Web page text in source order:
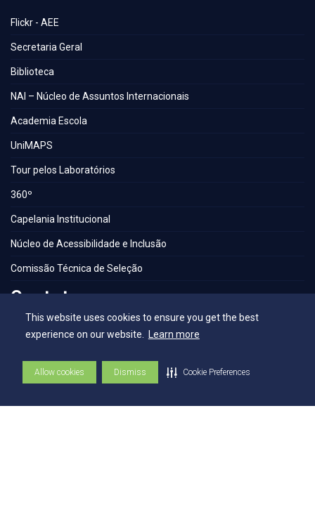
This website uses cookies to ensure you get the best
experience on our website. Learn more
Allow cookies Dismiss Cookie Preferences
Flickr - AEE
Secretaria Geral
Biblioteca
NAI – Núcleo de Assuntos Internacionais
Academia Escola
UniMAPS
Tour pelos Laboratórios
360º
Capelania Institucional
Núcleo de Acessibilidade e Inclusão
Comissão Técnica de Seleção
Contatos
Contatos
Ouvidoria
Fale com o Reitor